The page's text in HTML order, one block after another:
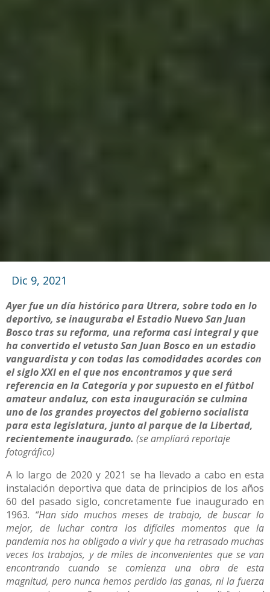
Dic 9, 2021
Ayer fue un día histórico para Utrera, sobre todo en lo
deportivo, se inauguraba el Estadio Nuevo San Juan
Bosco tras su reforma, una reforma casi integral y que
ha convertido el vetusto San Juan Bosco en un estadio
vanguardista y con todas las comodidades acordes con
el siglo XXI en el que nos encontramos y que será
referencia en la Categoría y por supuesto en el fútbol
amateur andaluz, con esta inauguración se culmina
uno de los grandes proyectos del gobierno socialista
para esta legislatura, junto al parque de la Libertad,
recientemente inaugurado. (se ampliará reportaje
fotográfico)
A lo largo de 2020 y 2021 se ha llevado a cabo en esta
instalación deportiva que data de principios de los años
60 del pasado siglo, concretamente fue inaugurado en
1963. “Han sido muchos meses de trabajo, de buscar lo
mejor, de luchar contra los difíciles momentos que la
pandemia nos ha obligado a vivir y que ha retrasado muchas
veces los trabajos, y de miles de inconvenientes que se van
encontrando cuando se comienza una obra de esta
magnitud, pero nunca hemos perdido las ganas, ni la fuerza